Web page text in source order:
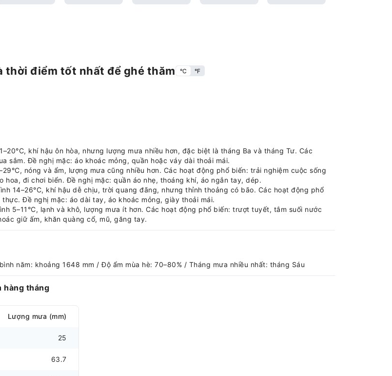
thời điểm tốt nhất để ghé thăm °C °F
khí hậu ôn hòa, nhưng lượng mưa nhiều hơn, đặc biệt là tháng Ba và tháng Tư. Các
sắm. Đề nghị mặc: áo khoác mỏng, quần hoặc váy dài thoải mái.
nóng và ẩm, lượng mưa cũng nhiều hơn. Các hoạt động phổ biến: trải nghiệm cuộc sống
đi chơi biển. Đề nghị mặc: quần áo nhẹ, thoáng khí, áo ngắn tay, dép.
14–26°C, khí hậu dễ chịu, trời quang đãng, nhưng thỉnh thoảng có bão. Các hoạt động phổ
Đề nghị mặc: áo dài tay, áo khoác mỏng, giày thoải mái.
5–11°C, lạnh và khô, lượng mưa ít hơn. Các hoạt động phổ biến: trượt tuyết, tắm suối nước
giữ ấm, khăn quàng cổ, mũ, găng tay.
năm: khoảng 1648 mm / Độ ẩm mùa hè: 70–80% / Tháng mưa nhiều nhất: tháng Sáu
hàng tháng
Lượng mưa (mm)
25
63.7